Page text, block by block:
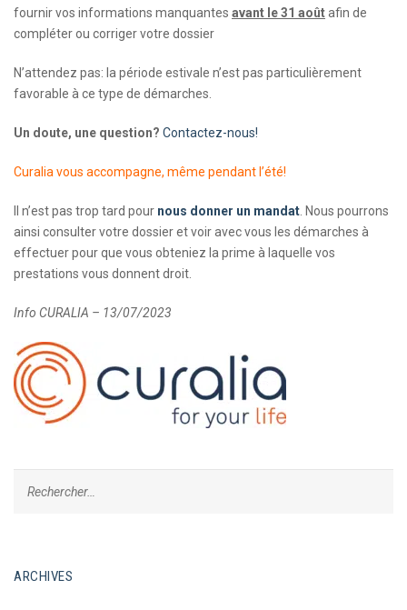
fournir vos informations manquantes avant le 31 aoûtafin de
compléter ou corriger votre dossier
N’attendez pas: la période estivale n’est pas particulièrement
favorable à ce type de démarches.
Un doute, une question? Contactez-nous!
Curalia vous accompagne, même pendant l’été!
Il n’est pas trop tard pour nous donner un mandat . Nous pourrons
ainsi consulter votre dossier et voir avec vous les démarches à
effectuer pour que vous obteniez la prime à laquelle vos
prestations vous donnent droit.
Info CURALIA – 13/07/2023
ARCHIVES